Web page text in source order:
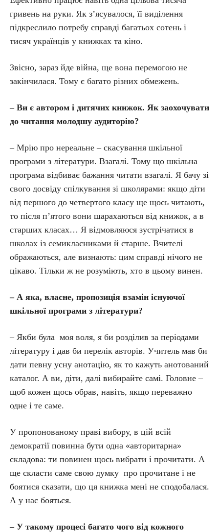
гривень на руки. Як з’ясувалося, її виділення
підкреслило потребу справді багатьох сотень і
тисяч українців у книжках та кіно.
Звісно, зараз йде війна, ще вона перемогою не
закінчилася. Тому є багато різних обмежень.
– Ви є автором і дитячих книжок. Як заохочувати
до читання молодшу аудиторію?
– Мрію про нереальне – скасування шкільної
програми з літератури. Взагалі. Тому що шкільна
програма відбиває бажання читати взагалі. Я бачу зі
свого досвіду спілкування зі школярами: якщо діти
від першого до четвертого класу ще щось читають,
то після п’ятого вони шарахаються від книжок, а в
старших класах… Я відмовляюся зустрічатися в
школах із семикласниками й старше. Вчителі
ображаються, але визнають: цим справді нічого не
цікаво. Тільки ж не розуміють, хто в цьому винен.
– А яка, власне, пропозиція взамін існуючої
шкільної програми з літератури?
– Якби була моя воля, я би розділив за періодами
літературу і дав би перелік авторів. Учитель мав би
дати певну усну анотацію, як то кажуть анотований
каталог. А ви, діти, далі вибирайте самі. Головне –
щоб кожен щось обрав, навіть, якщо переважно
одне і те саме.
У пропонованому праві вибору, в цій всій
демократії повинна бути одна «авторитарна»
складова: ти повинен щось вибрати і прочитати. А
ще скласти саме свою думку про прочитане і не
боятися сказати, що ця книжка мені не сподобалася.
А у нас бояться.
– У такому процесі багато чого від кожного